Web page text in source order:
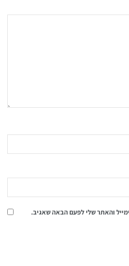
והאתר שלי לפעם הבאה שאגיב.